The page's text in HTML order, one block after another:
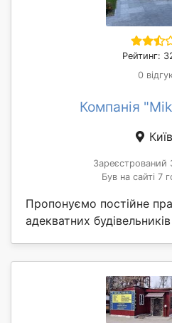
Рейтинг:
0
Компанія
Київ
Зареєстрований
Був на сайті 7
Пропонуємо постійне
адекватних будівельників